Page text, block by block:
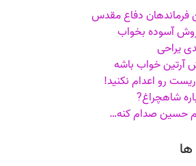
دفاع مقدس
آسوده بخواب
یراحی
آرتین خواب باشه
رو اعدام نکنید!
شاهچراغ?
حسین صدام کنه…